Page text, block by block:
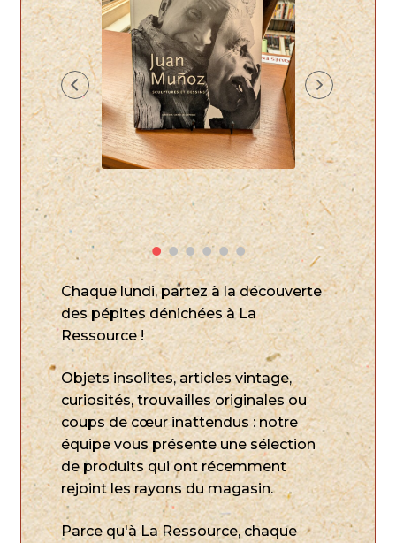
Chaque lundi, partez à la découverte
des pépites dénichées à La
Ressource !
Objets insolites, articles vintage,
curiosités, trouvailles originales ou
coups de cœur inattendus : notre
équipe vous présente une sélection
de produits qui ont récemment
rejoint les rayons du magasin.
Parce qu'à La Ressource, chaque